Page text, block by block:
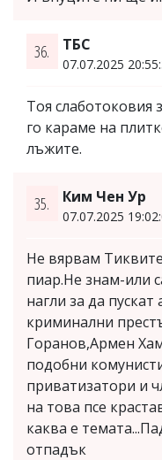
36. ТБС
07.07.2025
Тоя
го караме на
лъжите.
35. Ким Чен Ур
07.07.2025
Не вярвам
пиар.Не знам-или
нагли за да
криминални
Горанов,Армен
подобни
приватизатори и
на това псе
каква е
отпадък